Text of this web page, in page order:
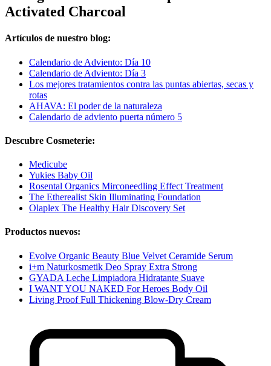
Activated Charcoal
Artículos de nuestro blog:
Calendario de Adviento: Día 10
Calendario de Adviento: Día 3
Los mejores tratamientos contra las puntas abiertas, secas y
rotas
AHAVA: El poder de la naturaleza
Calendario de adviento puerta número 5
Descubre Cosmeterie:
Medicube
Yukies Baby Oil
Rosental Organics Mirconeedling Effect Treatment
The Etherealist Skin Illuminating Foundation
Olaplex The Healthy Hair Discovery Set
Productos nuevos:
Evolve Organic Beauty Blue Velvet Ceramide Serum
i+m Naturkosmetik Deo Spray Extra Strong
GYADA Leche Limpiadora Hidratante Suave
I WANT YOU NAKED For Heroes Body Oil
Living Proof Full Thickening Blow-Dry Cream